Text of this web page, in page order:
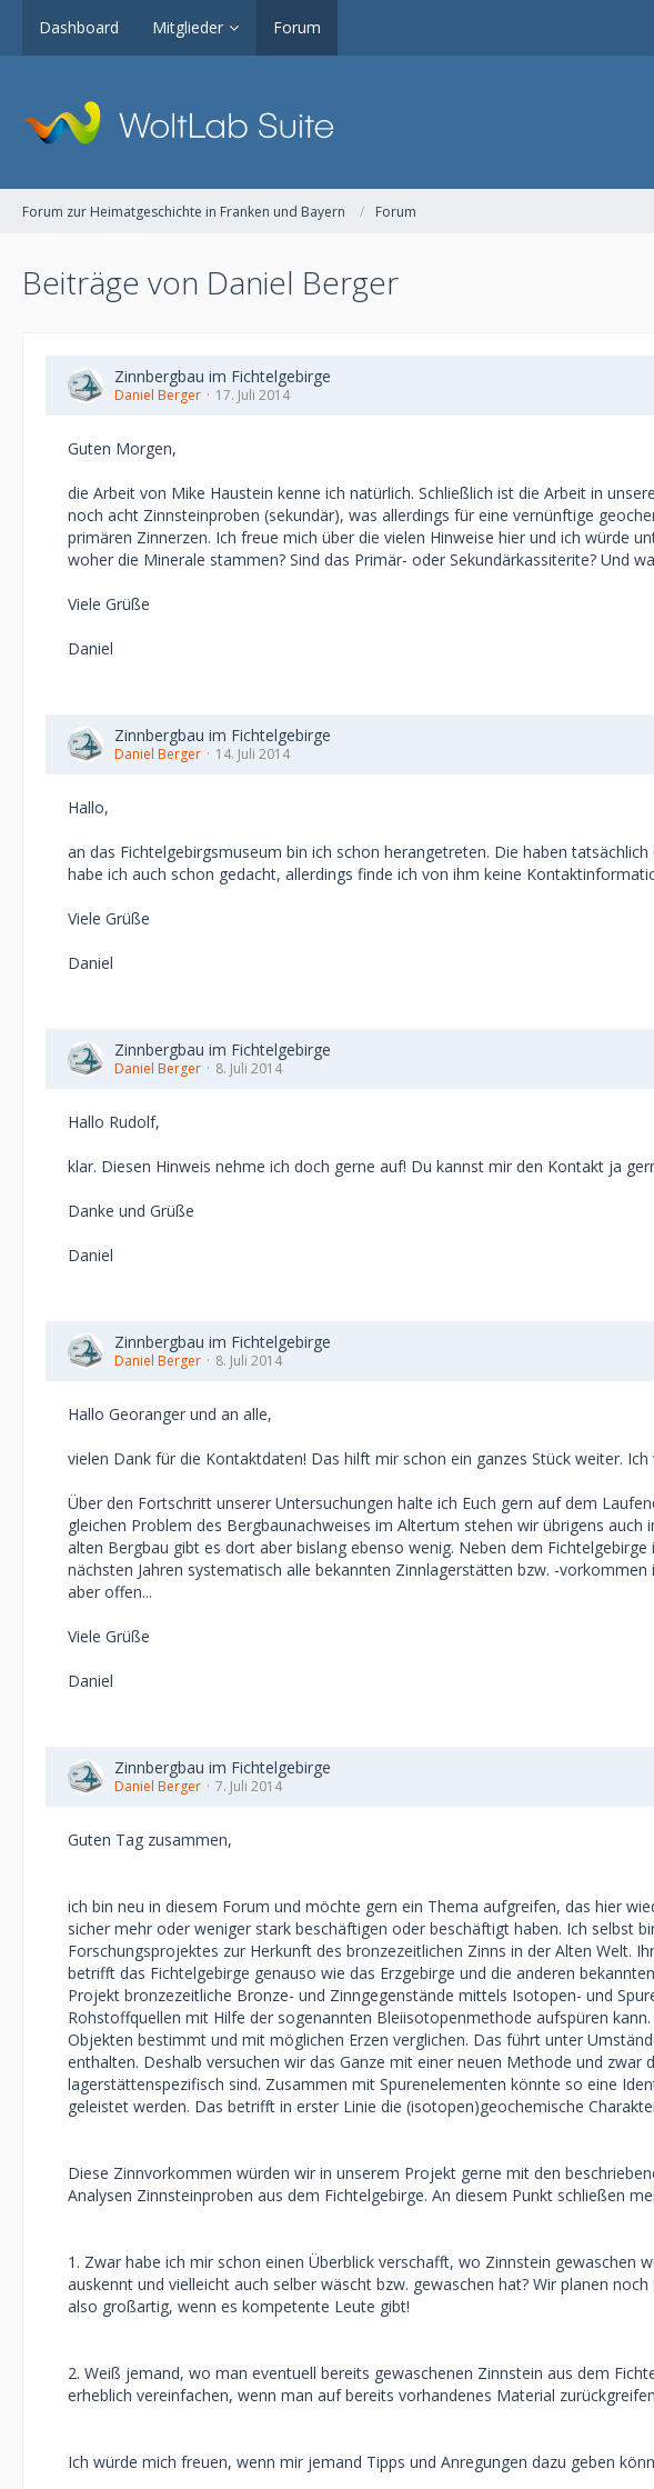
Dashboard Mitglieder Forum
Forum zur Heimatgeschichte in Franken und Bayern Forum
Beiträge von Daniel Berger
Zinnbergbau im Fichtelgebirge
Daniel Berger 17. Juli 2014
Guten Morgen,
die Arbeit von Mike Haustein kenne ich natürlich. Schließlich ist die Arbeit in
noch acht Zinnsteinproben (sekundär), was allerdings für eine vernünftige
primären Zinnerzen. Ich freue mich über die vielen Hinweise hier und ich würde
woher die Minerale stammen? Sind das Primär- oder Sekundärkassiterite? Und
Viele Grüße
Daniel
Zinnbergbau im Fichtelgebirge
Daniel Berger 14. Juli 2014
Hallo,
an das Fichtelgebirgsmuseum bin ich schon herangetreten. Die haben
habe ich auch schon gedacht, allerdings finde ich von ihm keine
Viele Grüße
Daniel
Zinnbergbau im Fichtelgebirge
Daniel Berger 8. Juli 2014
Hallo Rudolf,
klar. Diesen Hinweis nehme ich doch gerne auf! Du kannst mir den Kontakt ja
Danke und Grüße
Daniel
Zinnbergbau im Fichtelgebirge
Daniel Berger 8. Juli 2014
Hallo Georanger und an alle,
vielen Dank für die Kontaktdaten! Das hilft mir schon ein ganzes Stück weiter. Ich
Über den Fortschritt unserer Untersuchungen halte ich Euch gern auf dem
gleichen Problem des Bergbaunachweises im Altertum stehen wir übrigens
alten Bergbau gibt es dort aber bislang ebenso wenig. Neben dem
nächsten Jahren systematisch alle bekannten Zinnlagerstätten bzw. -
aber offen...
Viele Grüße
Daniel
Zinnbergbau im Fichtelgebirge
Daniel Berger 7. Juli 2014
Guten Tag zusammen,
ich bin neu in diesem Forum und möchte gern ein Thema aufgreifen, das hier
sicher mehr oder weniger stark beschäftigen oder beschäftigt haben. Ich selbst
Forschungsprojektes zur Herkunft des bronzezeitlichen Zinns in der Alten Welt.
betrifft das Fichtelgebirge genauso wie das Erzgebirge und die anderen
Projekt bronzezeitliche Bronze- und Zinngegenstände mittels Isotopen- und
Rohstoffquellen mit Hilfe der sogenannten Bleiisotopenmethode aufspüren
Objekten bestimmt und mit möglichen Erzen verglichen. Das führt unter
enthalten. Deshalb versuchen wir das Ganze mit einer neuen Methode und
lagerstättenspezifisch sind. Zusammen mit Spurenelementen könnte so eine
geleistet werden. Das betrifft in erster Linie die (isotopen)geochemische
Diese Zinnvorkommen würden wir in unserem Projekt gerne mit den
Analysen Zinnsteinproben aus dem Fichtelgebirge. An diesem Punkt schließen
1. Zwar habe ich mir schon einen Überblick verschafft, wo Zinnstein gewaschen
auskennt und vielleicht auch selber wäscht bzw. gewaschen hat? Wir planen
also großartig, wenn es kompetente Leute gibt!
2. Weiß jemand, wo man eventuell bereits gewaschenen Zinnstein aus dem
erheblich vereinfachen, wenn man auf bereits vorhandenes Material
Ich würde mich freuen, wenn mir jemand Tipps und Anregungen dazu geben